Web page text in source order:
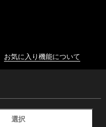
お気に入り機能について
選択